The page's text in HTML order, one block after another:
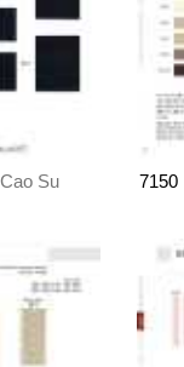
Su 7150